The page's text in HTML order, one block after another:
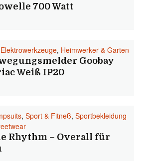
700 Watt
Elektrowerkzeuge, Heimwerker & Garten
Goobay
Weiß IP20
, Sport & Fitneß, Sportbekleidung
Rhythm – Overall für